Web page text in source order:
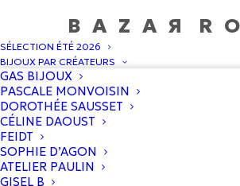
BAZA R
SÉLECTION ÉTÉ 2026
BIJOUX PAR CRÉATEURS
GAS BIJOUX
PASCALE MONVOISIN
DOROTHÉE SAUSSET
CÉLINE DAOUST
FEIDT
SOPHIE D’AGON
ATELIER PAULIN
GISEL B
Bracelet Orso Onyx
Accueil /Boutique/Pascale Monvoisin